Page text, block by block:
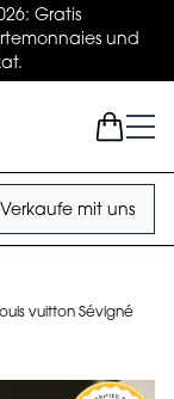
Gratis
und
Verkaufe mit uns
vuitton Sévigné